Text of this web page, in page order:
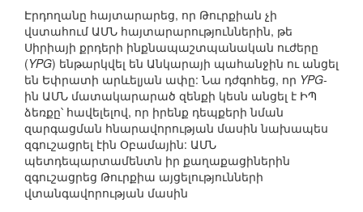
Էրդողանը հայտարարեց, որ Թուրքիան չի
վստահում ԱՄՆ հայտարարություններին, թե
Սիրիայի քրդերի ինքնապաշտպանական ուժերը
(YPG) ենթարկվել են Անկարայի պահանջին ու անցել
են Եփրատի արևելյան ափը: Նա դժգոհեց, որ YPG-
ին ԱՄՆ մատակարարած զենքի կեսն անցել է ԻՊ
ձեռքը՝ հավելելով, որ իրենք դեպքերի նման
զարգացման հնարավորության մասին նախապես
զգուշացրել էին Օբամային: ԱՄՆ
պետդեպարտամենտն իր քաղաքացիներին
զգուշացրեց Թուրքիա այցելությունների
վտանգավորության մասին